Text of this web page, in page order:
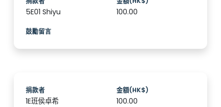
5E01 Shiyu 100.00
鼓勵留言
捐款者
1E班侯卓希
金額(HK$)
100.00